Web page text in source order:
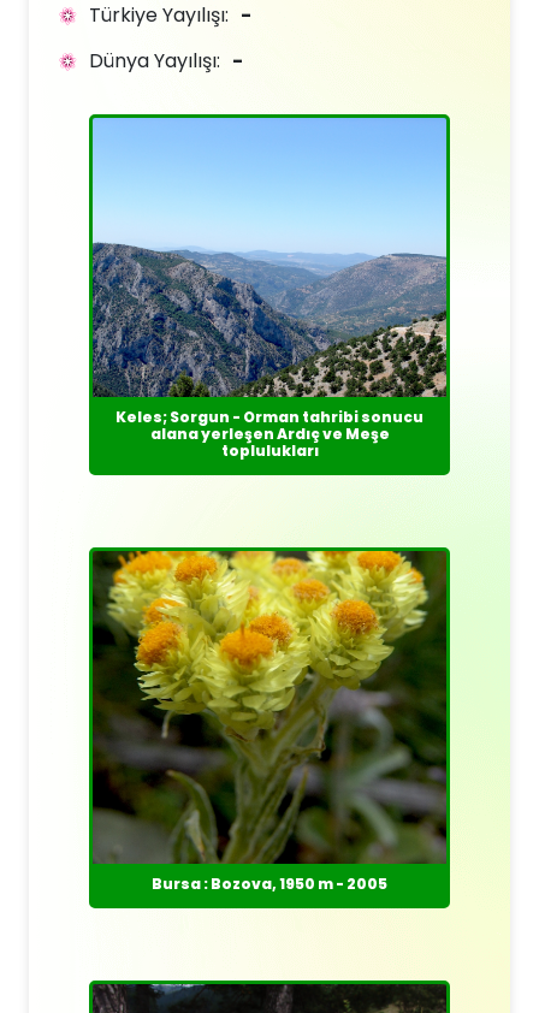
Türkiye Yayılışı: -
Dünya Yayılışı: -
Keles; Sorgun - Orman tahribi sonucu
alana yerleşen Ardıç ve Meşe
toplulukları
Bursa : Bozova, 1950 m - 2005